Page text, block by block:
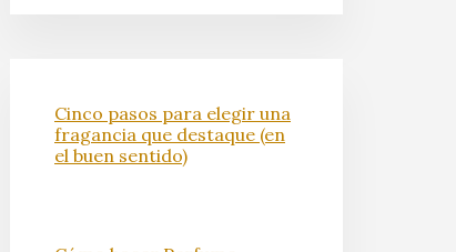
Cinco pasos para elegir una
fragancia que destaque (en
el buen sentido)